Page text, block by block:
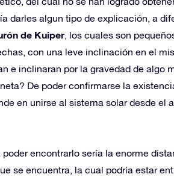
darles algun tipo de explicación, a
de Kuiper, los cuales son
con una leve inclinación en el
e inclinaran por la gravedad de algo
De poder confirmarse la
en unirse al sistema solar desde el
encontrarlo sería la enorme
se encuentra, la cual podría estar